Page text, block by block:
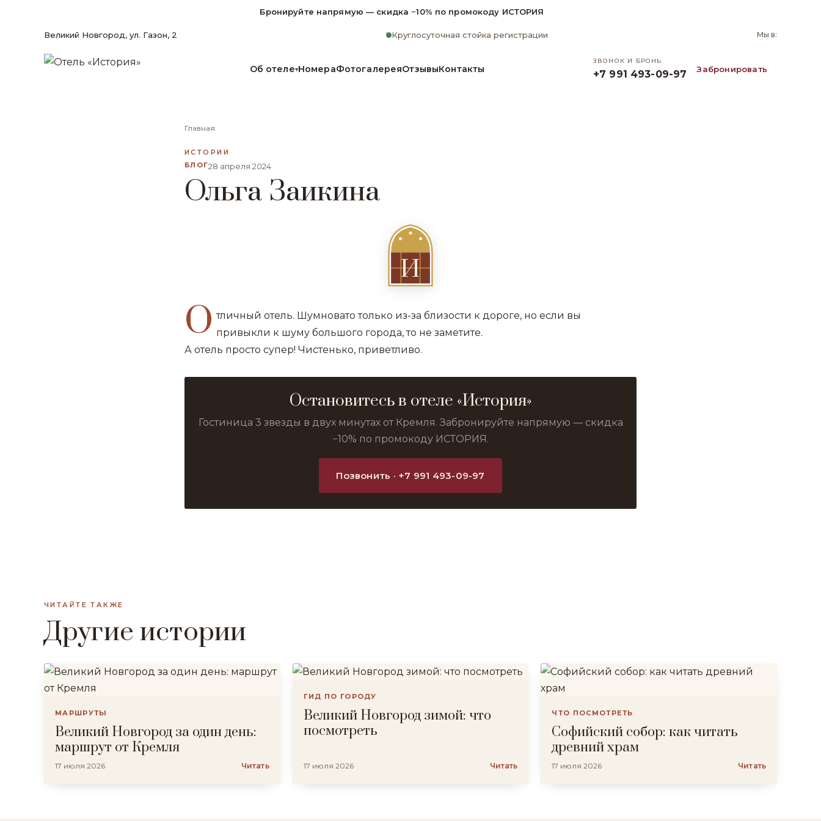
Бронируйте напрямую — скидка −10% по промокоду ИСТОРИЯ
Великий Новгород, ул. Газон, 2 Круглосуточная стойка регистрации Мы в:
Об отеле▾НомераФотогалереяОтзывыКонтакты
ЗВОНОК И БРОНЬ
+7 991 493-09-97 Забронировать
Главная
ИСТОРИИ
БЛОГ28 апреля 2024
Ольга Заикина
И
О тличный отель. Шумновато только из-за близости к дороге, но если вы
привыкли к шуму большого города, то не заметите.
А отель просто супер! Чистенько, приветливо.
Остановитесь в отеле «История»
Гостиница 3 звезды в двух минутах от Кремля. Забронируйте напрямую — скидка
−10% по промокоду ИСТОРИЯ.
Позвонить · +7 991 493-09-97
ЧИТАЙТЕ ТАКЖЕ
Другие истории
МАРШРУТЫ
Великий Новгород за один день:
маршрут от Кремля
17 июля 2026 Читать
ГИД ПО ГОРОДУ
Великий Новгород зимой: что
посмотреть
17 июля 2026 Читать
ЧТО ПОСМОТРЕТЬ
Софийский собор: как читать
древний храм
17 июля 2026 Читать